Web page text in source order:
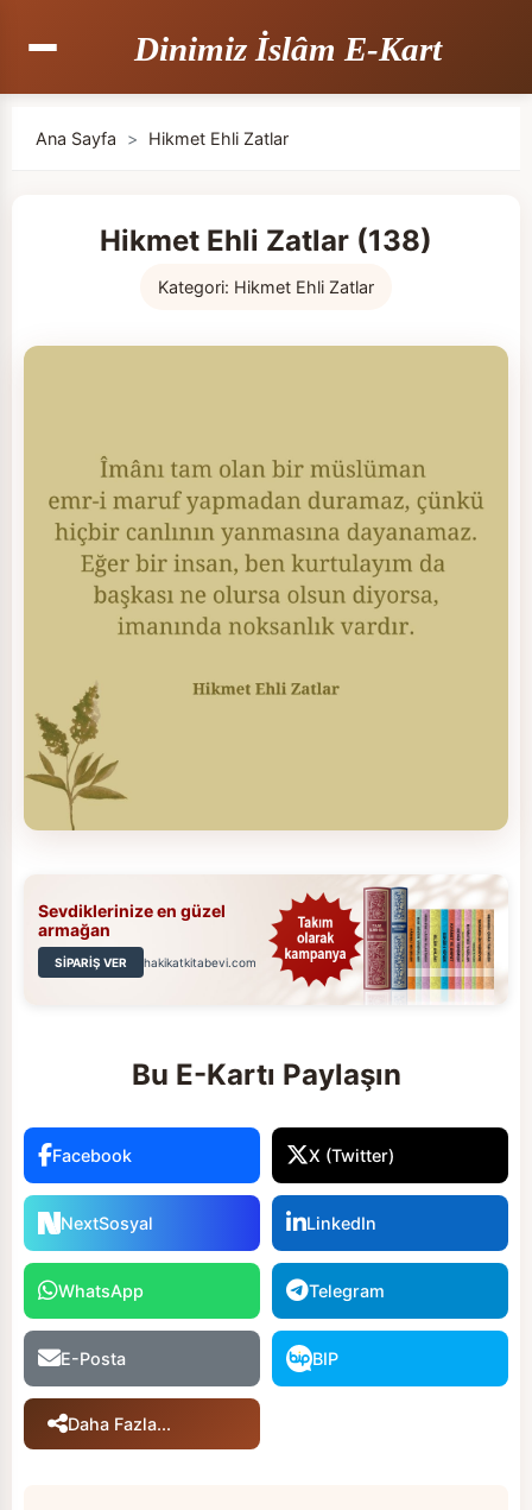
Dinimiz İslâm E-Kart
Ana Sayfa > Hikmet Ehli Zatlar
Hikmet Ehli Zatlar (138)
Kategori: Hikmet Ehli Zatlar
Sevdiklerinize en güzel
armağan
SİPARİŞ VER hakikatkitabevi.com
Bu E-Kartı Paylaşın
Facebook X (Twitter)
NextSosyal LinkedIn
WhatsApp Telegram
E-Posta BIP
Daha Fazla...